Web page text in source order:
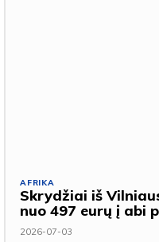
AFRIKA
Skrydžiai iš
nuo 497 eurų į abi
2026-07-03